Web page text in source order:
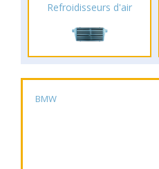
Refroidisseurs d'air
BMW